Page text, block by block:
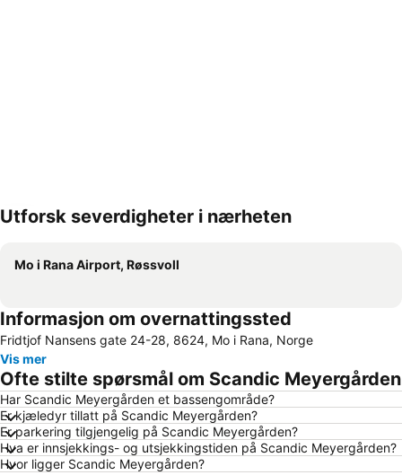
Utforsk severdigheter i nærheten
Mo i Rana Airport, Røssvoll
Informasjon om overnattingssted
Fridtjof Nansens gate 24-28, 8624, Mo i Rana, Norge
Vis mer
Ofte stilte spørsmål om Scandic Meyergården
Har Scandic Meyergården et bassengområde?
Er kjæledyr tillatt på Scandic Meyergården?
Er parkering tilgjengelig på Scandic Meyergården?
Hva er innsjekkings- og utsjekkingstiden på Scandic Meyergården?
Hvor ligger Scandic Meyergården?